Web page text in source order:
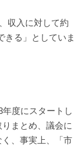
収入に対して約
きる」としていま
度にスタートし
まとめ、議会に
、事実上、「市